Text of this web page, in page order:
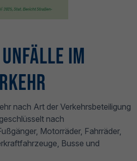
im
nach Art der Verkehrsbeteiligung
nach
Motorräder, Fahrräder,
Busse und